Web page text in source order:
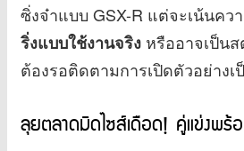
ซิ่งจ๋าแบบ GSX-R แต่จะเน้นคว
ริ่งแบบใช้งานจริง หรืออาจเป็น
ต้องรอติดตามการเปิดตัวอย่างเ
ลุยตลาดมิดไซส์เดือด! คู่แข่งพร้